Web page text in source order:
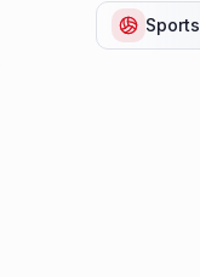
Sports